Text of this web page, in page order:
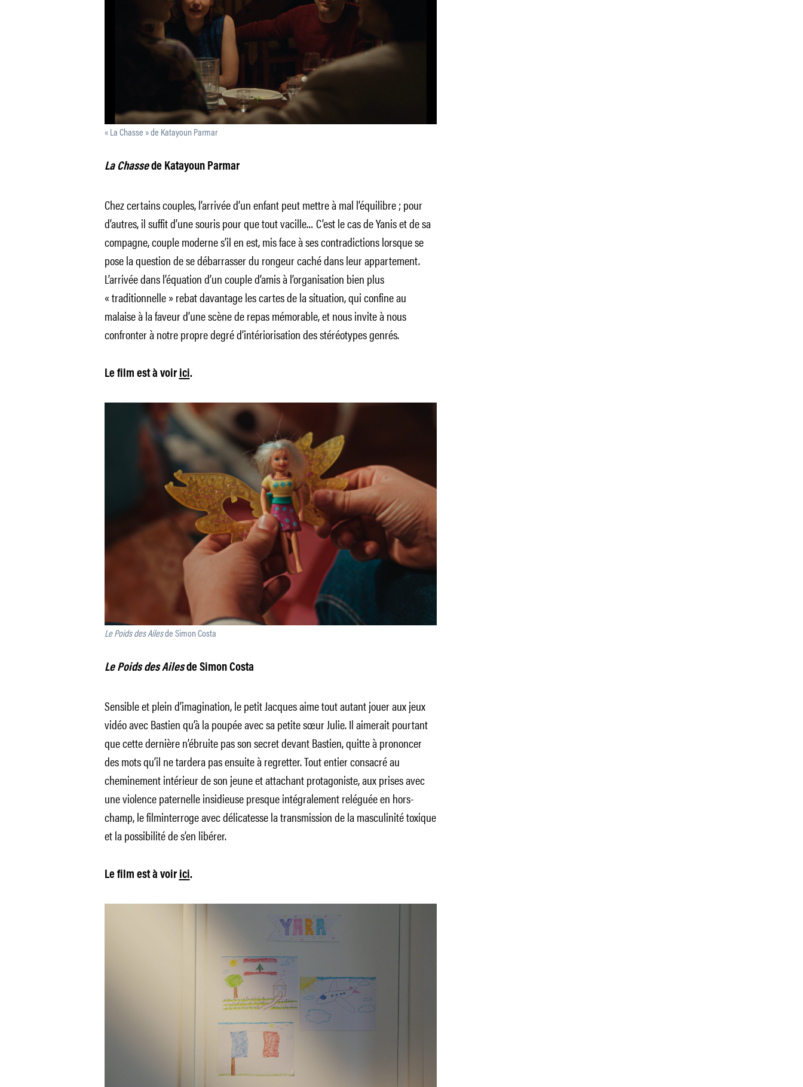
« La Chasse » de Katayoun Parmar
La Chassede Katayoun Parmar
Chez certains couples, l’arrivée d’un enfant peut mettre à mal l’équilibre ; pour
d’autres, il suffit d’une souris pour que tout vacille… C’est le cas de Yanis et de sa
compagne, couple moderne s’il en est, mis face à ses contradictions lorsque se
pose la question de se débarrasser du rongeur caché dans leur appartement.
L’arrivée dans l’équation d’un couple d’amis à l’organisation bien plus
« traditionnelle » rebat davantage les cartes de la situation, qui confine au
malaise à la faveur d’une scène de repas mémorable, et nous invite à nous
confronter à notre propre degré d’intériorisation des stéréotypes genrés.
Le film est à voir ici.
Le Poids des Ailesde Simon Costa
Le Poids des Ailesde Simon Costa
Sensible et plein d’imagination, le petit Jacques aime tout autant jouer aux jeux
vidéo avec Bastien qu’à la poupée avec sa petite sœur Julie. Il aimerait pourtant
que cette dernière n’ébruite pas son secret devant Bastien, quitte à prononcer
des mots qu’il ne tardera pas ensuite à regretter. Tout entier consacré au
cheminement intérieur de son jeune et attachant protagoniste, aux prises avec
une violence paternelle insidieuse presque intégralement reléguée en hors-
champ, le filminterroge avec délicatesse la transmission de la masculinité toxique
et la possibilité de s’en libérer.
Le film est à voir ici.